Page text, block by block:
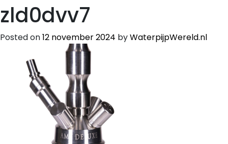
zld0dvv7
Posted on12 november 2024 byWaterpijpWereld.nl